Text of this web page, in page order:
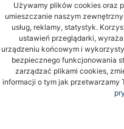
Używamy plików cookies oraz
umieszczanie naszym
usług, reklamy, statystyk.
ustawień przeglądarki,
urządzeniu końcowym i
bezpiecznego funkcjonowania
zarządzać plikami cookies,
informacji o tym jak przetwarzamy